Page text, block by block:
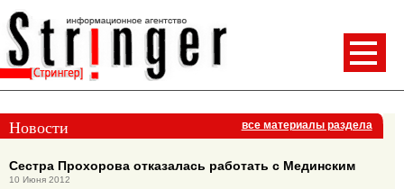
Новости все материалы раздела
Сестра Прохорова отказалась работать с Мединским
10 Июня 2012